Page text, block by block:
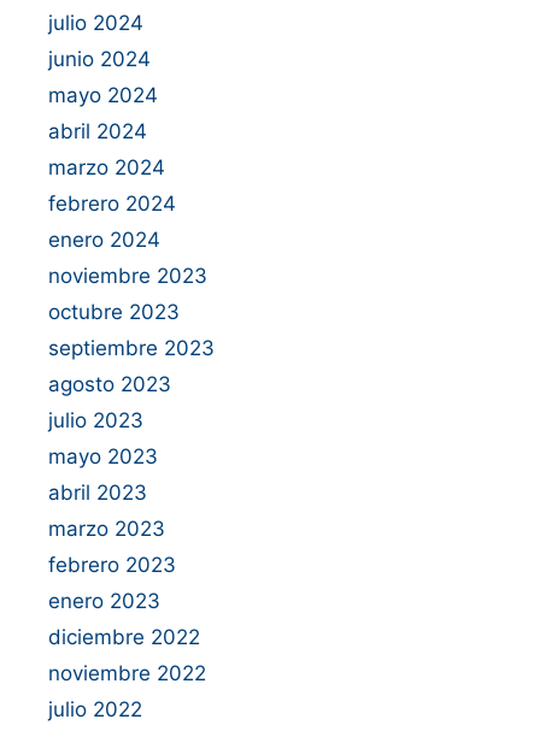
julio 2024
junio 2024
mayo 2024
abril 2024
marzo 2024
febrero 2024
enero 2024
noviembre 2023
octubre 2023
septiembre 2023
agosto 2023
julio 2023
mayo 2023
abril 2023
marzo 2023
febrero 2023
enero 2023
diciembre 2022
noviembre 2022
julio 2022